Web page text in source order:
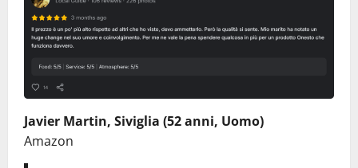
Javier Martin, Siviglia (52 anni, Uomo)
Amazon